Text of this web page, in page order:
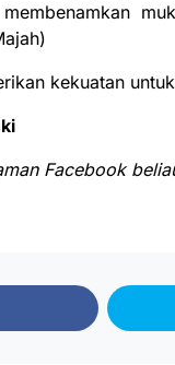
kekuatan
Facebook